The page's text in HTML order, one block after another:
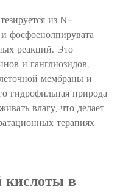
из N-
реакций. Это
и ганглиозидов,
мембраны и
гидрофильная природа
влагу, что делает
терапиях
кислоты в